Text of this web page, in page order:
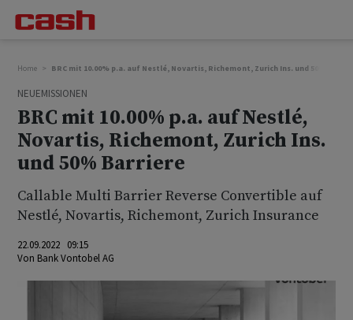
Home BRC mit 10.00% p.a. auf Nestlé, Novartis, Richemont, Zurich Ins. und 50%
NEUEMISSIONEN
BRC mit 10.00% p.a. auf Nestlé,
Novartis, Richemont, Zurich Ins.
und 50% Barriere
Callable Multi Barrier Reverse Convertible auf
Nestlé, Novartis, Richemont, Zurich Insurance
22.09.2022 09:15
Von Bank Vontobel AG